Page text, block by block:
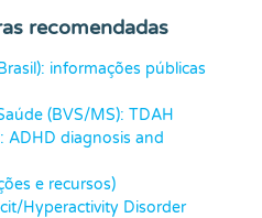
recomendadas
informações públicas
(BVS/MS): TDAH
ADHD diagnosis and
e recursos)
Hyperactivity Disorder